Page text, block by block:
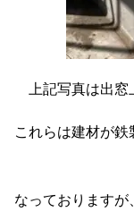
上記写真は出
これらは建材が
なっておりますが